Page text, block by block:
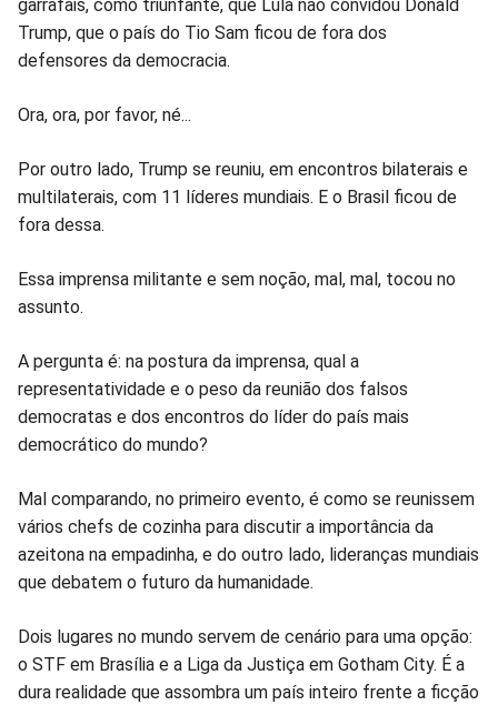
garrafais, como triunfante, que Lula não convidou Donald
Trump, que o país do Tio Sam ficou de fora dos
defensores da democracia.
Ora, ora, por favor, né...
Por outro lado, Trump se reuniu, em encontros bilaterais e
multilaterais, com 11 líderes mundiais. E o Brasil ficou de
fora dessa.
Essa imprensa militante e sem noção, mal, mal, tocou no
assunto.
A pergunta é: na postura da imprensa, qual a
representatividade e o peso da reunião dos falsos
democratas e dos encontros do líder do país mais
democrático do mundo?
Mal comparando, no primeiro evento, é como se reunissem
vários chefs de cozinha para discutir a importância da
azeitona na empadinha, e do outro lado, lideranças mundiais
que debatem o futuro da humanidade.
Dois lugares no mundo servem de cenário para uma opção:
o STF em Brasília e a Liga da Justiça em Gotham City. É a
dura realidade que assombra um país inteiro frente a ficção